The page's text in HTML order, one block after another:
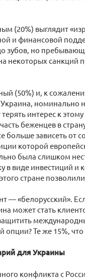
(20%) выглядит
и финансовой
зубов, но
некоторых санкций
(50%) и, к
номинально
интерес к
беженцев в
больше зависеть от
которой
была слишком
в виде инвестиций и
стране
— «белорусский».
может стать
опции? Те же 15%,
для Украины
конфликта с